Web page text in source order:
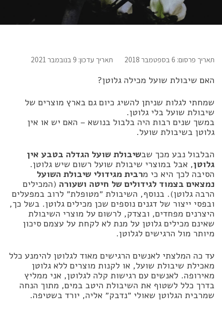
תאריך פרסום: 6 בספטמבר 2018 תאריך עדכון: 9 בנובמבר 2021
האם שיבולת שועל מכילה גלוטן?
שמחתי לגלות שניתן להשיג כיום גם בארץ מוצרים של
שיבולת שועל בלי גלוטן.
במשך שנים רבות היה בלבול בנושא – האם יש או אין
גלוטן בשיבולת שועל.
הבלבול נבע מכך שבשיבולת שועל הגדלה בטבע אין
גלוטן, אבל במוצרי שיבולת שועל רשום שיש גלוטן.
הסיבה לכך היא כי מרבית מגידולי שיבולת השועל
נמצאים בצמוד לגידולים של חיטה ושעורה (המכילים
הרבה גלוטן). בנוסף, השיבולת ״מטופלת״ לרוב במפעלים
ובפסי ייצור של דגנים נוספים שכן מכילים גלוטן. בשל כך,
היצרנים מפחדים, ובצדק, לרשום על מוצרי השיבולת
שאינם מכילים גלוטן על מנת לא לקחת על עצמם סיכון
מיותר מול הרגישים לגלוטן.
עד כה המלצתי לאנשים הרגישים מאוד לגלוטן להימנע כלל
מאכילת שיבולת שועל, או לקנות מוצרים ללא גלוטן
מאירופה. לאנשים עם רגישות קלה לגלוטן, אני ממליץ
בדרך כלל לשטוף את השיבולת היטב במים, מתוך הנחה
שמרבית הגלוטן שאולי ״נדבק״ אליה, יורד בשטיפה.